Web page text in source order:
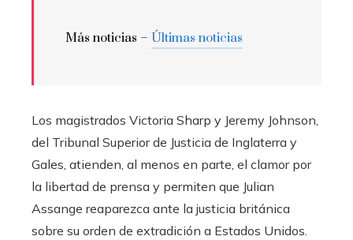
Más noticias – Últimas noticias
Los magistrados Victoria Sharp y Jeremy Johnson,
del Tribunal Superior de Justicia de Inglaterra y
Gales, atienden, al menos en parte, el clamor por
la libertad de prensa y permiten que Julian
Assange reaparezca ante la justicia británica
sobre su orden de extradición a Estados Unidos.